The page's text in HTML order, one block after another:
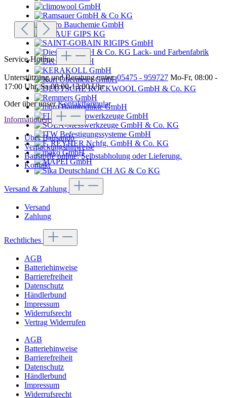
Service-Hotline
Unterstützung und Beratung unter:05475 - 959727 Mo-Fr, 08:00 -
17:00 Uhr, Sa 08:00-13:00 Uhr
Oder über unserKontaktformular.
Informationen
Über Bausando
Verpackungshinweise
Baustoffe online: Selbstabholung oder Lieferung.
Kontakt
Versand & Zahlung
Versand
Zahlung
Rechtliches
AGB
Batteriehinweise
Barrierefreiheit
Datenschutz
Händlerbund
Impressum
Widerrufsrecht
Vertrag Widerrufen
AGB
Batteriehinweise
Barrierefreiheit
Datenschutz
Händlerbund
Impressum
Widerrufsrecht